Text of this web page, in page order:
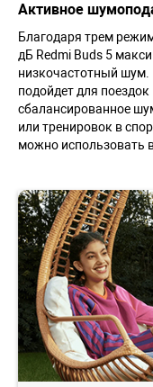
Активное
Благодаря трем
дБ Redmi Buds 5
низкочастотный шум.
подойдет для
сбалансированное
или тренировок в
можно использовать